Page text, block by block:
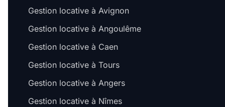
Gestion locative à Avignon
Gestion locative à Angoulême
Gestion locative à Caen
Gestion locative à Tours
Gestion locative à Angers
Gestion locative à Nîmes